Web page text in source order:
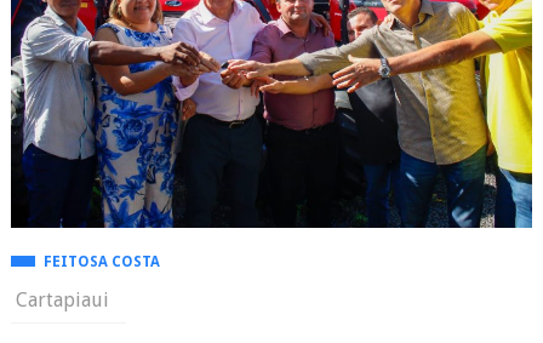
FEITOSA COSTA
Cartapiaui